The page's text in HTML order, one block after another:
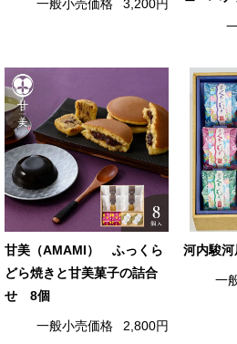
一般小売価格 3,200円
甘美（AMAMI） ふっくら
どら焼きと甘美菓子の詰合
せ 8個
一般小売価格 2,800円
河内駿
一